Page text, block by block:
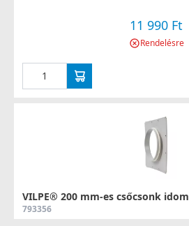
11 990 Ft
Rendelésre
VILPE® 200 mm-es csőcsonk idom
793356